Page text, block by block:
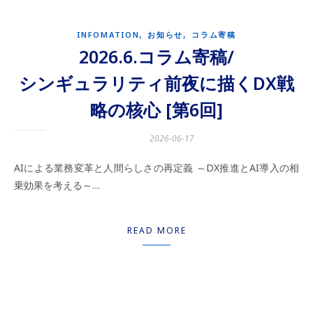
INFOMATION,お知らせ , コラム寄稿
2026.6.コラム寄稿/
シンギュラリティ前夜に描くDX戦
略の核心 [第6回]
2026-06-17
AIによる業務変革と人間らしさの再定義 ～DX推進とAI導入の相
乗効果を考える～…
READ MORE